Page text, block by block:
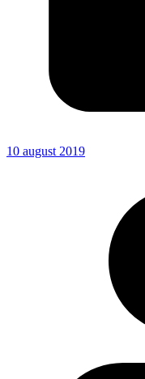
10 august 2019